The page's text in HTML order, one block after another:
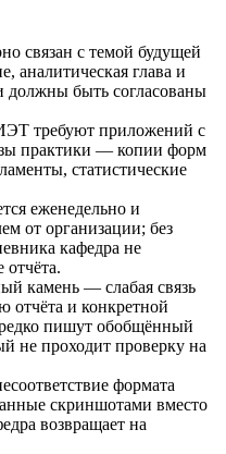
связан с темой будущей
аналитическая глава и
должны быть согласованы
требуют приложений с
практики — копии форм
статистические
еженедельно и
от организации; без
кафедра не
отчёта.
камень — слабая связь
отчёта и конкретной
пишут обобщённый
не проходит проверку на
формата
скриншотами вместо
возвращает на